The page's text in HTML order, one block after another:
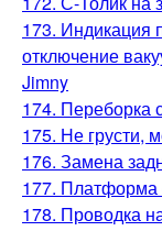
173. Индикация
отключение
Jimny
174. Переборка
175. Не грусти,
176. Замена
177. Платформа
178. Проводка